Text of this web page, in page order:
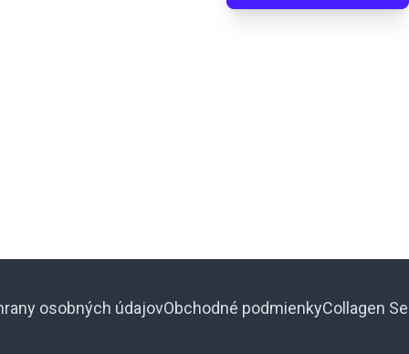
osobných údajovObchodné podmienkyCollagen